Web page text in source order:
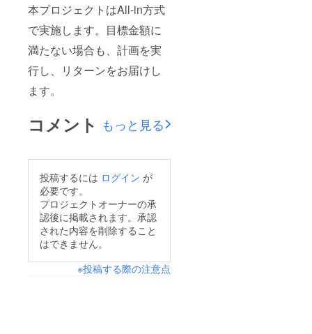
本プロジェクトはAll-in方式
で実施します。目標金額に
満たない場合も、計画を実
行し、リターンをお届けし
ます。
コメント もっと見る
投稿するには ログイン が
必要です。
プロジェクトオーナーの承
認後に掲載されます。承認
された内容を削除すること
はできません。
※投稿する際の注意点